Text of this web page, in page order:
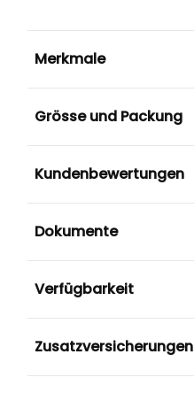
Merkmale
Grösse und Packung
Kundenbewertungen
Dokumente
Verfügbarkeit
Zusatzversicherungen